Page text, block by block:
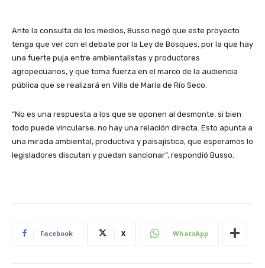
Ante la consulta de los medios, Busso negó que este proyecto
tenga que ver con el debate por la Ley de Bosques, por la que hay
una fuerte puja entre ambientalistas y productores
agropecuarios, y que toma fuerza en el marco de la audiencia
pública que se realizará en Villa de María de Río Seco.
“No es una respuesta a los que se oponen al desmonte, si bien
todo puede vincularse, no hay una relación directa. Esto apunta a
una mirada ambiental, productiva y paisajística, que esperamos lo
legisladores discutan y puedan sancionar”, respondió Busso.
Facebook X WhatsApp